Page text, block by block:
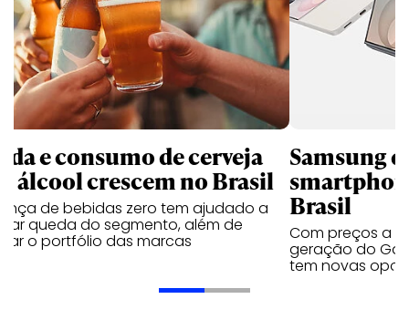
e consumo de cerveja
álcool crescem no Brasil
de bebidas zero tem ajudado a
queda do segmento, além de
o portfólio das marcas
Samsung
Brasil
Com preços a
geração do
tem novas